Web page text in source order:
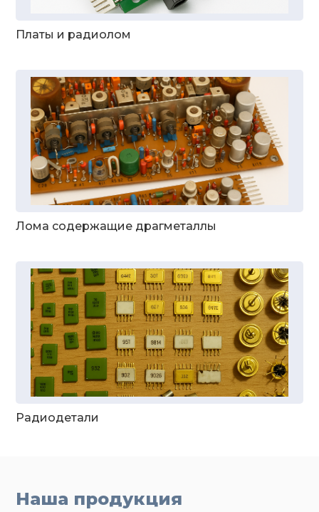
Платы и радиолом
Лома содержащие драгметаллы
Радиодетали
Наша продукция